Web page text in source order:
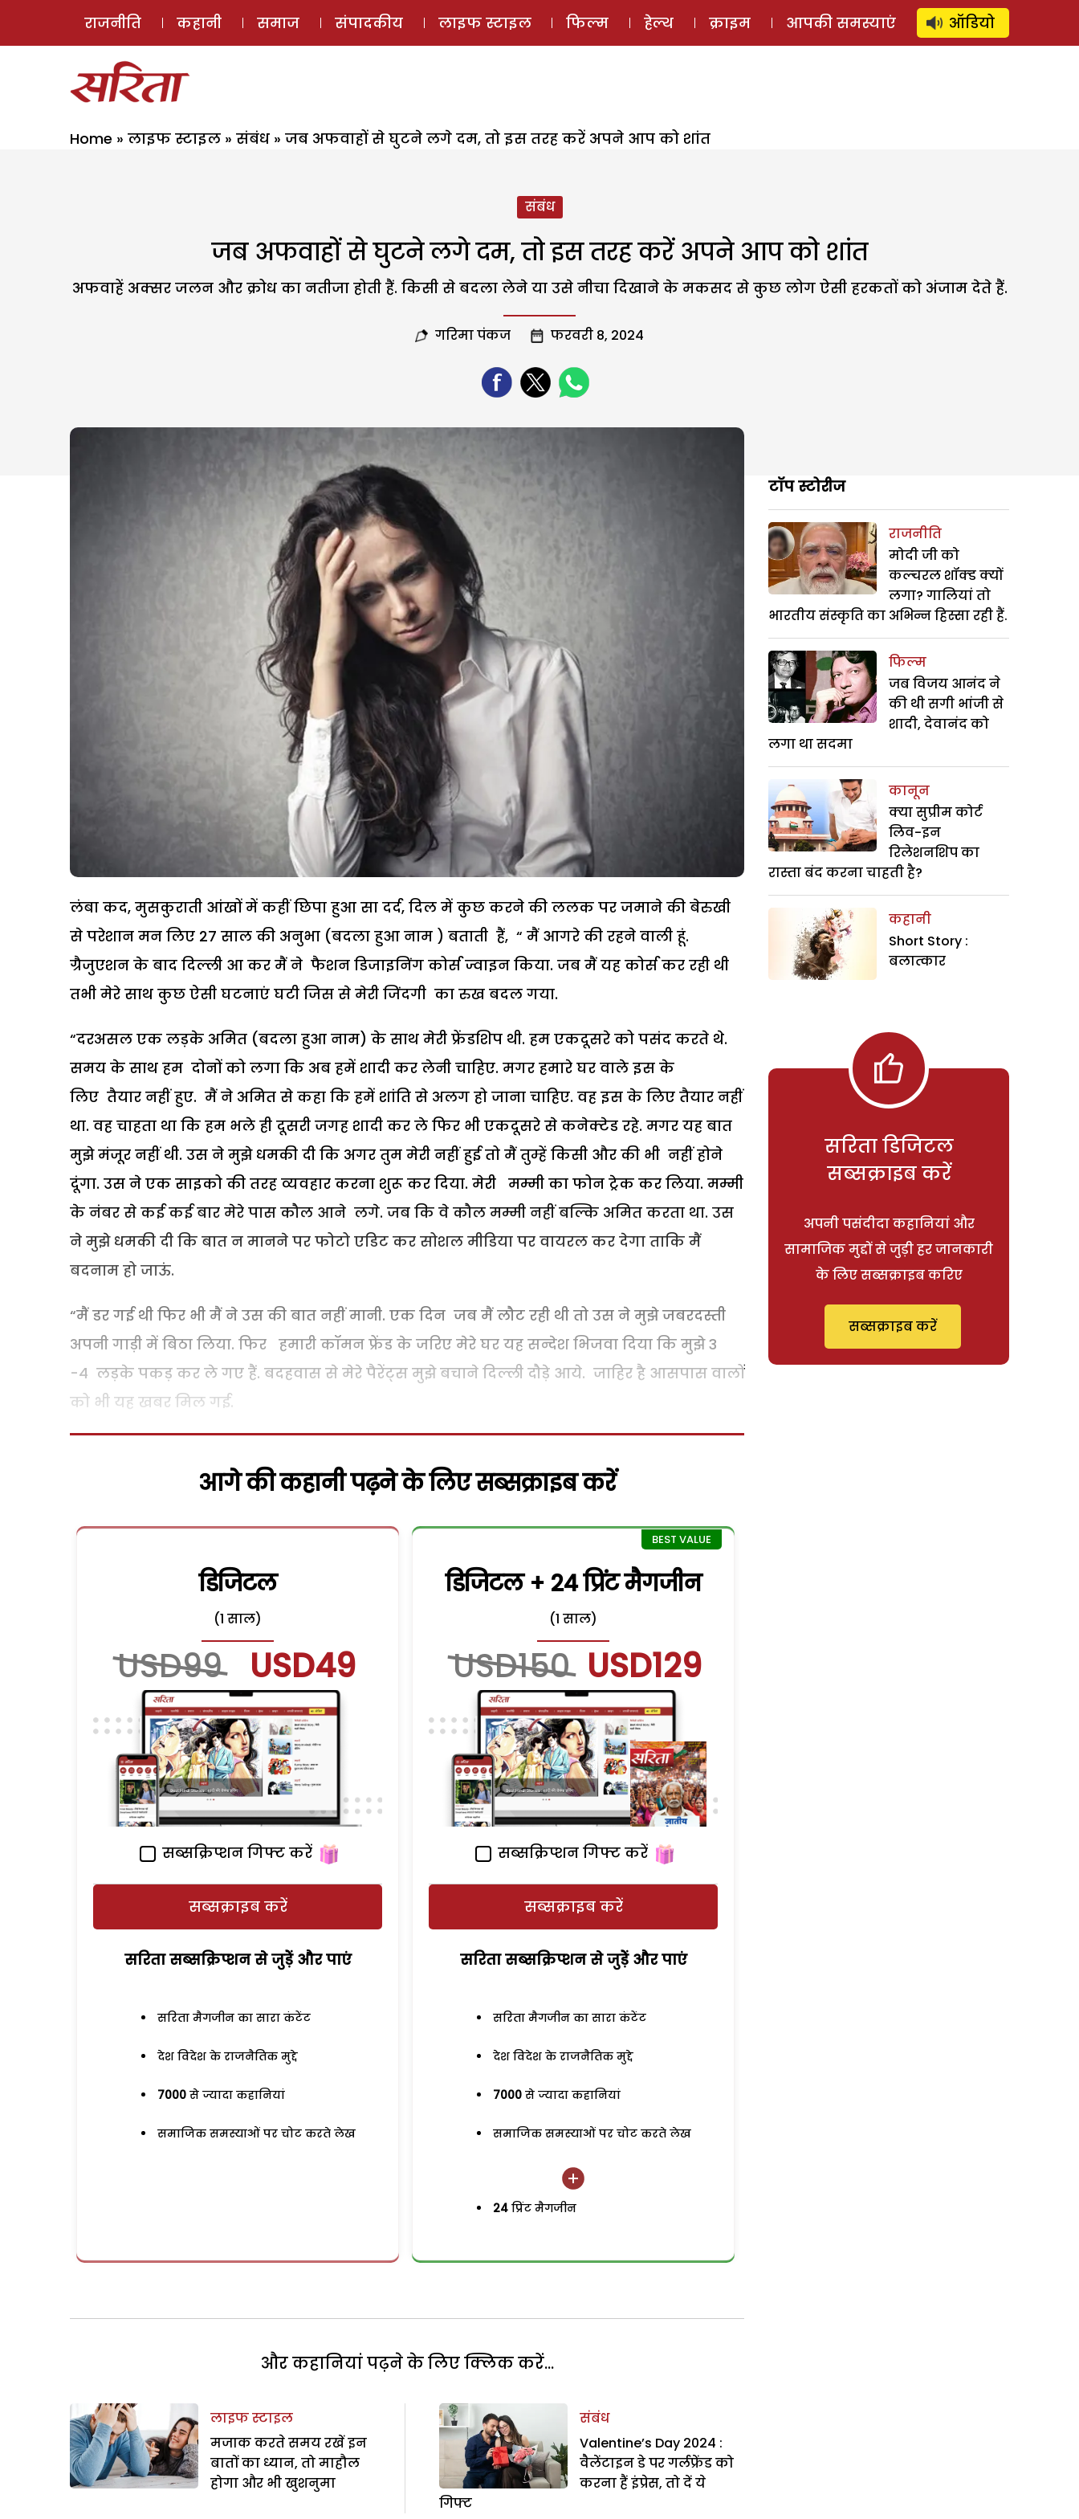
ई-मैगज़ीन ऑडियो स्टोरी लॉग इन ⚲ SUBSCRIBE
राजनीति कहानी समाज संपादकीय लाइफ स्टाइल फिल्म हेल्थ क्राइम आपकी समस्याएं ऑडियो
Home » लाइफ स्टाइल » संबंध » जब अफवाहों से घुटने लगे दम, तो इस तरह करें अपने आप को शांत
संबंध
जब अफवाहों से घुटने लगे दम, तो इस तरह करें अपने आप को शांत
अफवाहें अक्सर जलन और क्रोध का नतीजा होती हैं. किसी से बदला लेने या उसे नीचा दिखाने के मकसद से कुछ लोग ऐसी हरकतों को अंजाम देते हैं.
गरिमा पंकज फरवरी 8, 2024
लंबा कद, मुसकुराती आंखों में कहीं छिपा हुआ सा दर्द, दिल में कुछ करने की ललक पर जमाने की बेरुखी
से परेशान मन लिए 27 साल की अनुभा (बदला हुआ नाम ) बताती हैं, “ मैं आगरे की रहने वाली हूं.
ग्रैजुएशन के बाद दिल्ली आ कर मैं ने फैशन डिजाइनिंग कोर्स ज्वाइन किया. जब मैं यह कोर्स कर रही थी
तभी मेरे साथ कुछ ऐसी घटनाएं घटी जिस से मेरी जिंदगी का रुख बदल गया.
“दरअसल एक लड़के अमित (बदला हुआ नाम) के साथ मेरी फ्रेंडशिप थी. हम एकदूसरे को पसंद करते थे.
समय के साथ हम दोनों को लगा कि अब हमें शादी कर लेनी चाहिए. मगर हमारे घर वाले इस के
लिए तैयार नहीं हुए. मैं ने अमित से कहा कि हमें शांति से अलग हो जाना चाहिए. वह इस के लिए तैयार नहीं
था. वह चाहता था कि हम भले ही दूसरी जगह शादी कर ले फिर भी एकदूसरे से कनेक्टेड रहे. मगर यह बात
मुझे मंजूर नहीं थी. उस ने मुझे धमकी दी कि अगर तुम मेरी नहीं हुई तो मैं तुम्हें किसी और की भी नहीं होने
दूंगा. उस ने एक साइको की तरह व्यवहार करना शुरू कर दिया. मेरी मम्मी का फोन ट्रेक कर लिया. मम्मी
के नंबर से कई कई बार मेरे पास कौल आने लगे. जब कि वे कौल मम्मी नहीं बल्कि अमित करता था. उस
ने मुझे धमकी दी कि बात न मानने पर फोटो एडिट कर सोशल मीडिया पर वायरल कर देगा ताकि मैं
बदनाम हो जाऊं.
“मैं डर गई थी फिर भी मैं ने उस की बात नहीं मानी. एक दिन जब मैं लौट रही थी तो उस ने मुझे जबरदस्ती
अपनी गाड़ी में बिठा लिया. फिर हमारी कॉमन फ्रेंड के जरिए मेरे घर यह सन्देश भिजवा दिया कि मुझे 3
-4 लड़के पकड़ कर ले गए हैं. बदहवास से मेरे पैरेंट्स मुझे बचाने दिल्ली दौड़े आये. जाहिर है आसपास वालों
को भी यह खबर मिल गई.
आगे की कहानी पढ़ने के लिए सब्सक्राइब करें
डिजिटल
(1 साल)
USD99 USD49
सब्सक्रिप्शन गिफ्ट करें
सब्सक्राइब करें
सरिता सब्सक्रिप्शन से जुड़ेें और पाएं
सरिता मैगजीन का सारा कंटेंट
देश विदेश के राजनैतिक मुद्दे
7000 से ज्यादा कहानियां
समाजिक समस्याओं पर चोट करते लेख
डिजिटल + 24 प्रिंट मैगजीन
(1 साल)
USD150 USD129
सब्सक्रिप्शन गिफ्ट करें
सब्सक्राइब करें
सरिता सब्सक्रिप्शन से जुड़ेें और पाएं
सरिता मैगजीन का सारा कंटेंट
देश विदेश के राजनैतिक मुद्दे
7000 से ज्यादा कहानियां
समाजिक समस्याओं पर चोट करते लेख
24 प्रिंट मैगजीन
और कहानियां पढ़ने के लिए क्लिक करें...
लाइफ स्टाइल
मजाक करते समय रखें इन
बातों का ध्यान, तो माहौल
होगा और भी खुशनुमा
संबंध
Valentine’s Day 2024 :
वैलेंटाइन डे पर गर्लफ्रेंड को
करना हैं इंप्रेस, तो दें ये
गिफ्ट
टॉप स्टोरीज
राजनीति
मोदी जी को
कल्चरल शॉक्ड क्यों
लगा? गालियां तो
भारतीय संस्कृति का अभिन्न हिस्सा रही हैं.
फिल्म
जब विजय आनंद ने
की थी सगी भांजी से
शादी, देवानंद को
लगा था सदमा
कानून
क्या सुप्रीम कोर्ट
लिव-इन
रिलेशनशिप का
रास्ता बंद करना चाहती है?
कहानी
Short Story :
बलात्कार
सरिता डिजिटल
सब्सक्राइब करें
अपनी पसंदीदा कहानियां और
सामाजिक मुद्दों से जुड़ी हर जानकारी
के लिए सब्सक्राइब करिए
सब्सक्राइब करें